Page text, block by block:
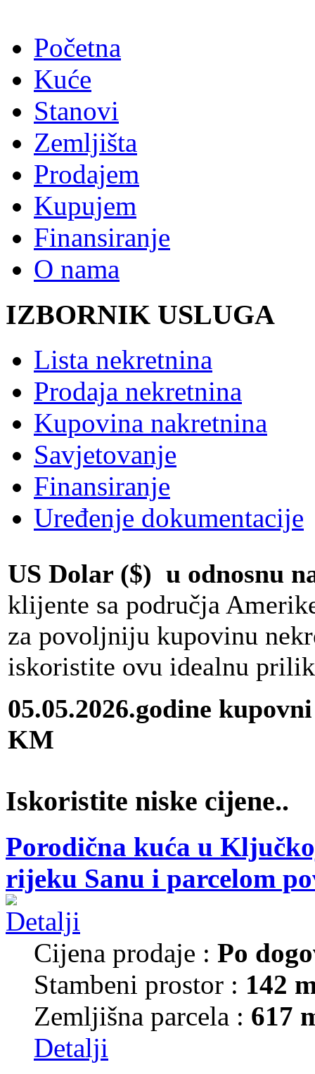
Početna
Kuće
Stanovi
Zemljišta
Prodajem
Kupujem
Finansiranje
O nama
IZBORNIK USLUGA
Lista nekretnina
Prodaja nekretnina
Kupovina nakretnina
Savjetovanje
Finansiranje
Uređenje dokumentacije
US Dolar ($) u odnosnu
klijente sa područja
za povoljniju kupovinu
iskoristite ovu idealnu
05.05.2026.godine
KM
Iskoristite niske cijene..
Porodična kuća u
rijeku Sanu i parcelom
Cijena prodaje : Po
Stambeni prostor : 142
Zemljišna parcela : 617
Detalji